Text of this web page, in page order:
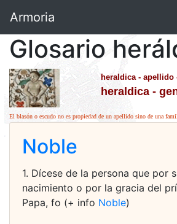
Armoria
Glosario
heraldica - apellido
heraldica -
El blasón o escudo no es propiedad de un apellido sino de una
Noble
1. Dícese de la persona que por
nacimiento o por la gracia del
Papa, fo (+ info Noble)